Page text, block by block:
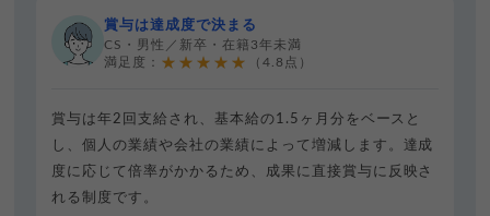
賞与は達成度で決まる
CS・男性／新卒・在籍3年未満
満足度： ★★★★★ （4.8点）
賞与は年2回支給され、基本給の1.5ヶ月分をベースと
し、個人の業績や会社の業績によって増減します。達成
度に応じて倍率がかかるため、成果に直接賞与に反映さ
れる制度です。